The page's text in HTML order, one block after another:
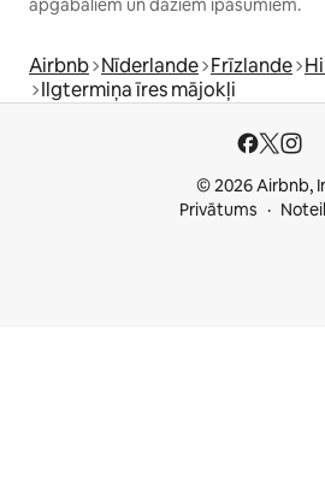
Airbnb Nīderlande Frīzlande
Ilgtermiņa īres mājokļi
© 2026 Airbnb,
Privātums